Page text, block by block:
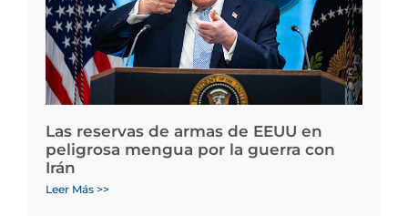
Las reservas de armas de EEUU en
peligrosa mengua por la guerra con
Irán
Leer Más >>